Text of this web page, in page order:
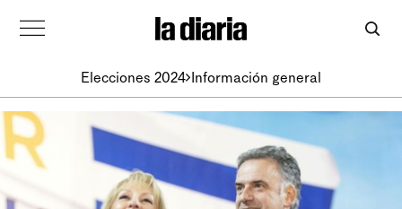
Elecciones 2024 Información general